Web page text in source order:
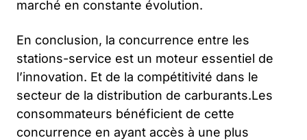
marché en constante évolution.
En conclusion, la concurrence entre les
stations-service est un moteur essentiel de
l’innovation. Et de la compétitivité dans le
secteur de la distribution de carburants.Les
consommateurs bénéficient de cette
concurrence en ayant accès à une plus